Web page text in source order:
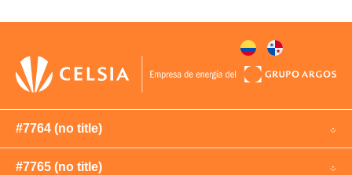
#7764 (no title)
#7765 (no title)